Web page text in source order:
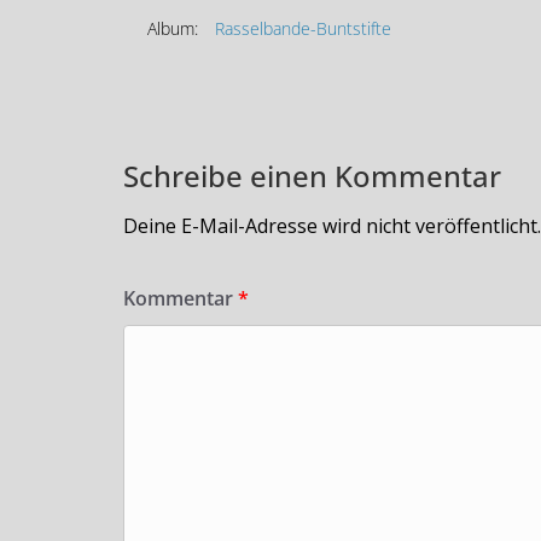
Album: Rasselbande-Buntstifte
Schreibe einen Kommentar
Deine E-Mail-Adresse wird nicht veröffentlicht.
Kommentar*